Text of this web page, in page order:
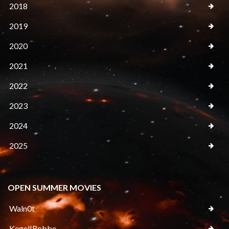
2018
2019
2020
2021
2022
2023
2024
2025
OPEN SUMMER MOVIES
Waln0t